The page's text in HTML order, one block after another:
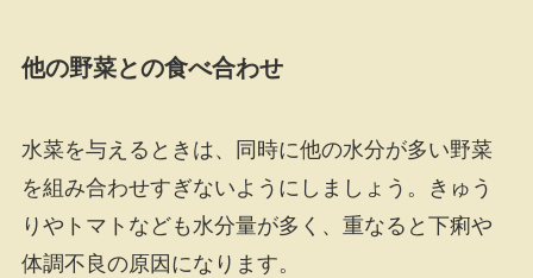
他の野菜との食べ合わせ
水菜を与えるときは、同時に他の水分が多い野菜
を組み合わせすぎないようにしましょう。きゅう
りやトマトなども水分量が多く、重なると下痢や
体調不良の原因になります。